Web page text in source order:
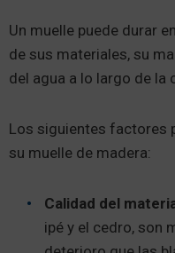
Un muelle puede durar
de sus materiales, su
del agua a lo largo de la
Los siguientes factores
su muelle de madera:
Calidad del
ipé y el cedro, son